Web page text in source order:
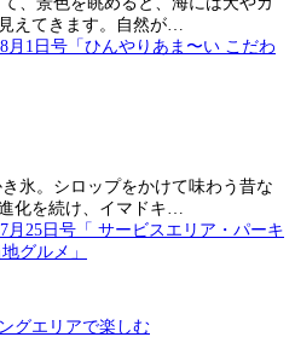
えてきます。自然が…
氷。シロップをかけて味わう昔な
化を続け、イマドキ…
グエリアで楽しむ